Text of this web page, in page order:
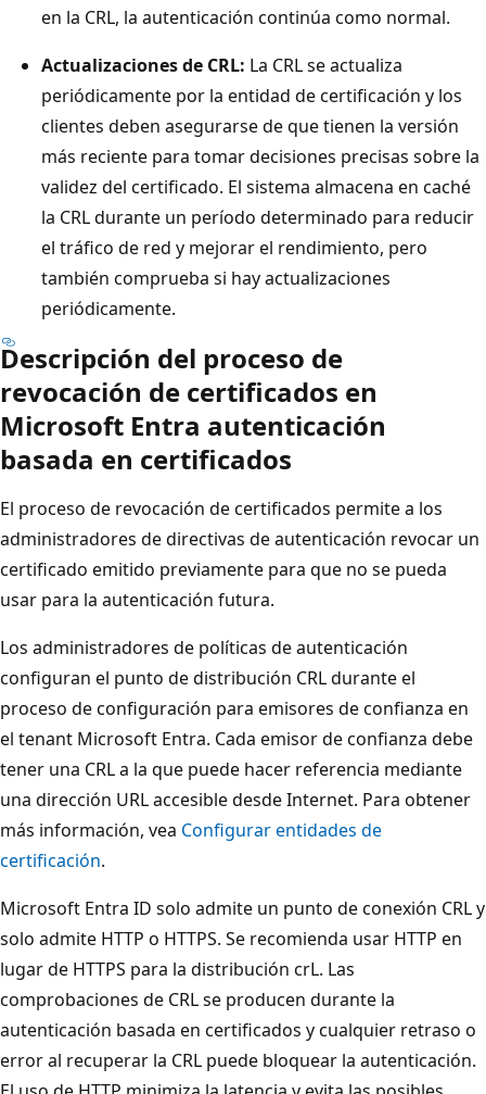
en la CRL, la autenticación continúa como normal.
Actualizaciones de CRL: La CRL se actualiza
periódicamente por la entidad de certificación y los
clientes deben asegurarse de que tienen la versión
más reciente para tomar decisiones precisas sobre la
validez del certificado. El sistema almacena en caché
la CRL durante un período determinado para reducir
el tráfico de red y mejorar el rendimiento, pero
también comprueba si hay actualizaciones
periódicamente.
Descripción del proceso de
revocación de certificados en
Microsoft Entra autenticación
basada en certificados
El proceso de revocación de certificados permite a los
administradores de directivas de autenticación revocar un
certificado emitido previamente para que no se pueda
usar para la autenticación futura.
Los administradores de políticas de autenticación
configuran el punto de distribución CRL durante el
proceso de configuración para emisores de confianza en
el tenant Microsoft Entra. Cada emisor de confianza debe
tener una CRL a la que puede hacer referencia mediante
una dirección URL accesible desde Internet. Para obtener
más información, vea Configurar entidades de
certificación.
Microsoft Entra ID solo admite un punto de conexión CRL y
solo admite HTTP o HTTPS. Se recomienda usar HTTP en
lugar de HTTPS para la distribución crL. Las
comprobaciones de CRL se producen durante la
autenticación basada en certificados y cualquier retraso o
error al recuperar la CRL puede bloquear la autenticación.